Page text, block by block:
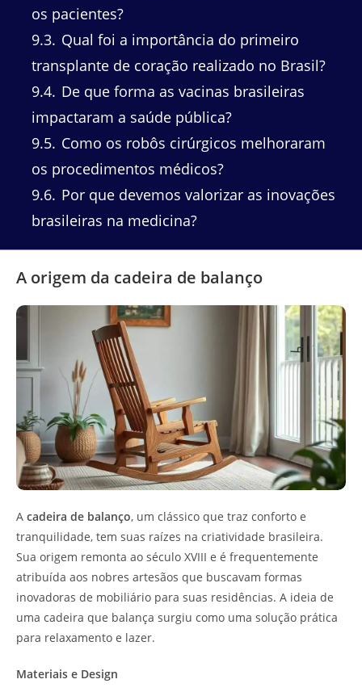
os pacientes?
9.3 Qual foi a importância do primeiro
transplante de coração realizado no Brasil?
9.4 De que forma as vacinas brasileiras
impactaram a saúde pública?
9.5 Como os robôs cirúrgicos melhoraram
os procedimentos médicos?
9.6 Por que devemos valorizar as inovações
brasileiras na medicina?
A origem da cadeira de balanço
A cadeira de balanço, um clássico que traz conforto e
tranquilidade, tem suas raízes na criatividade brasileira.
Sua origem remonta ao século XVIII e é frequentemente
atribuída aos nobres artesãos que buscavam formas
inovadoras de mobiliário para suas residências. A ideia de
uma cadeira que balança surgiu como uma solução prática
para relaxamento e lazer.
Materiais e Design